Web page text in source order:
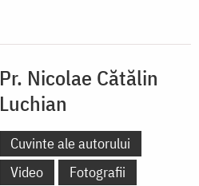
Pr. Nicolae Cătălin
Luchian
Cuvinte ale autorului
Video
Fotografii